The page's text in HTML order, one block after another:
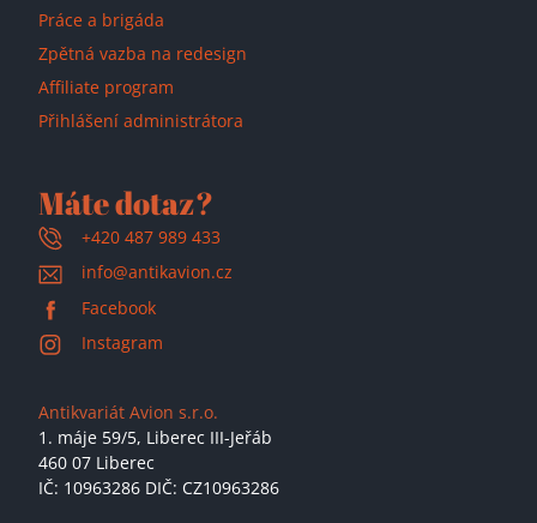
Práce a brigáda
Zpětná vazba na redesign
Affiliate program
Přihlášení administrátora
Máte dotaz?
+420 487 989 433
info@antikavion.cz
Facebook
Instagram
Antikvariát Avion s.r.o.
1. máje 59/5, Liberec III-Jeřáb
460 07 Liberec
IČ: 10963286 DIČ: CZ10963286